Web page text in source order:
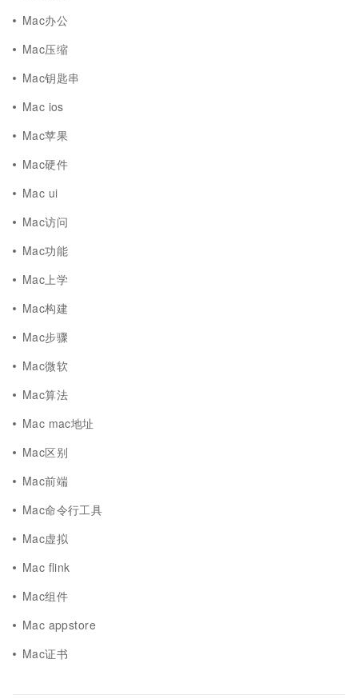
Mac办公
Mac压缩
Mac钥匙串
Mac ios
Mac苹果
Mac硬件
Mac ui
Mac访问
Mac功能
Mac上学
Mac构建
Mac步骤
Mac微软
Mac算法
Mac mac地址
Mac区别
Mac前端
Mac命令行工具
Mac虚拟
Mac flink
Mac组件
Mac appstore
Mac证书